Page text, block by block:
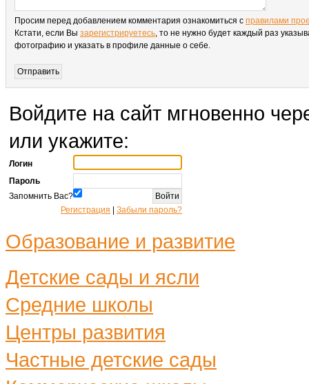
Просим перед добавлением комментария ознакомиться с правилами
Кстати, если Вы зарегистрируетесь, то не нужно будет каждый раз
фотографию и указать в профиле данные о себе.
Войдите на сайт мгновенно
или укажите:
Логин
Пароль
Запомнить Вас?
Регистрация
Забыли пароль?
Образование и развитие
Детские сады и ясли
Средние школы
Центры развития
Частные детские сады